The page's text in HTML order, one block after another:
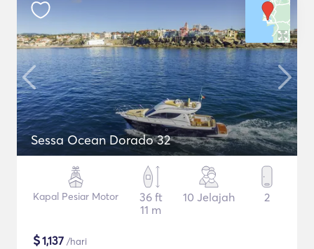
Sessa Ocean Dorado 32
Kapal Pesiar Motor
36 ft
11 m
10 Jelajah 2
$1,137 /hari